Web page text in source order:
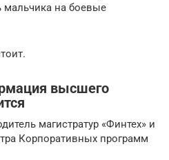
мальчика на боевые
высшего
магистратур «Финтех» и
Корпоративных программ